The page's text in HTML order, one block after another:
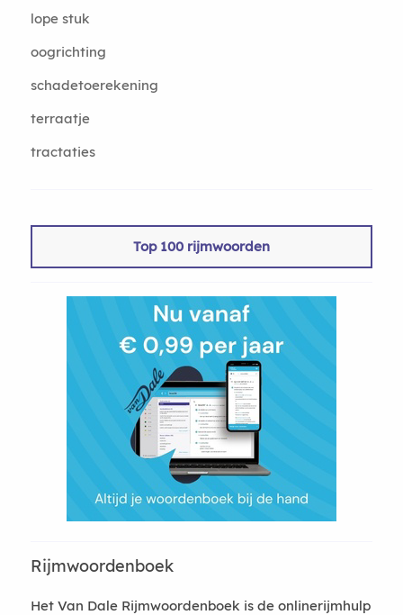
lope stuk
oogrichting
schadetoerekening
terraatje
tractaties
Top 100 rijmwoorden
Rijmwoordenboek
Het Van Dale Rijmwoordenboek is de onlinerijmhulp